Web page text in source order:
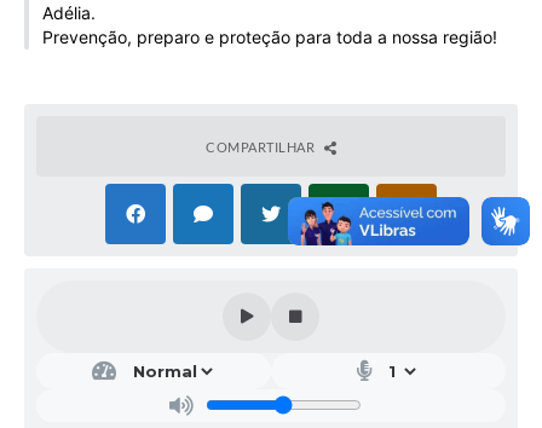
Agenda
Adélia.
Prevenção, preparo e proteção para toda a nossa região!
COMPARTILHAR